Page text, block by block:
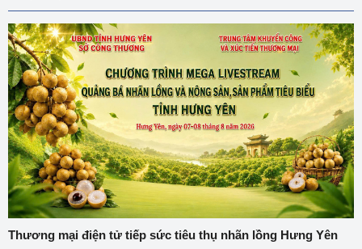
Thương mại điện tử tiếp sức tiêu thụ nhãn lồng Hưng Yên